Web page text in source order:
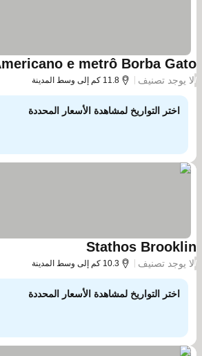
e metrô Borba Gato
/لا يوجد تصنيف 11.8 كم إلى وسط المدينة
اختر التواريخ لمشاهدة الأسعار المحددة
Stathos Brooklin
/لا يوجد تصنيف 10.3 كم إلى وسط المدينة
اختر التواريخ لمشاهدة الأسعار المحددة